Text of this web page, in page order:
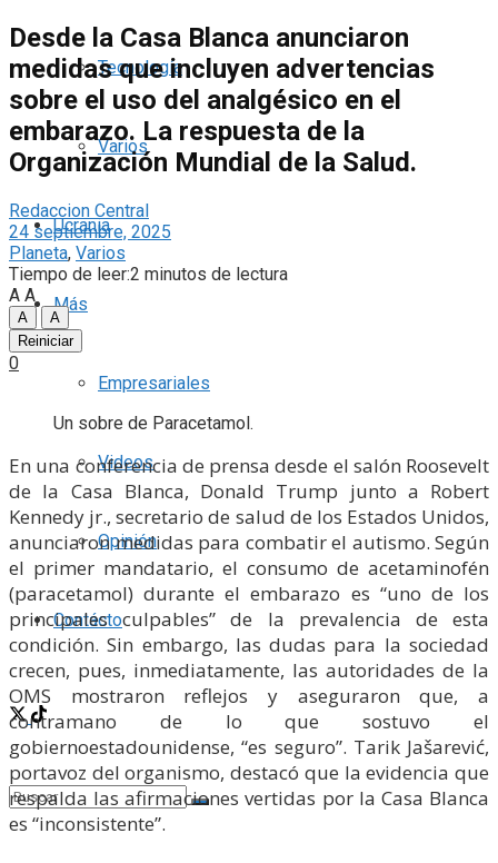
Tecnología
Varios
Ucrania
Más
Empresariales
Videos
Opinión
Contácto
Desde la Casa Blanca anunciaron
medidas que incluyen advertencias
sobre el uso del analgésico en el
embarazo. La respuesta de la
Organización Mundial de la Salud.
Redaccion Central
24 septiembre, 2025
Planeta, Varios
Tiempo de leer:2 minutos de lectura
A A
A
A
Reiniciar
0
Un sobre de Paracetamol.
En una conferencia de prensa desde el salón Roosevelt
de la Casa Blanca, Donald Trump junto a Robert
Kennedy jr., secretario de salud de los Estados Unidos,
anunciaron medidas para combatir el autismo. Según
el primer mandatario, el consumo de acetaminofén
(paracetamol) durante el embarazo es “uno de los
principales culpables” de la prevalencia de esta
condición. Sin embargo, las dudas para la sociedad
crecen, pues, inmediatamente, las autoridades de la
OMS mostraron reflejos y aseguraron que, a
contramano de lo que sostuvo el
gobiernoestadounidense, “es seguro”. Tarik Jašarević,
portavoz del organismo, destacó que la evidencia que
respalda las afirmaciones vertidas por la Casa Blanca
es “inconsistente”.